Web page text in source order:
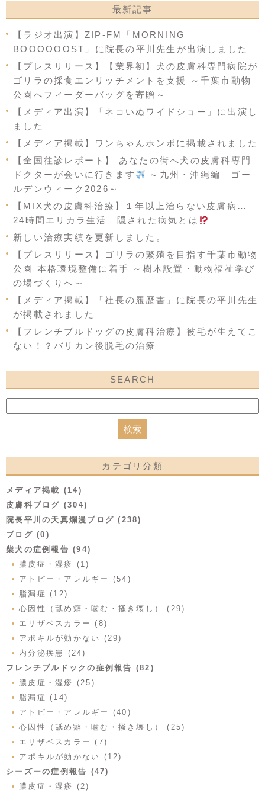
最新記事
【ラジオ出演】ZIP-FM「MORNING
BOOOOOOST」に院長の平川先生が出演しました
【プレスリリース】【業界初】犬の皮膚科専門病院が
ゴリラの採食エンリッチメントを支援 ～千葉市動物
公園へフィーダーバッグを寄贈～
【メディア出演】「ネコいぬワイドショー」に出演し
ました
【メディア掲載】ワンちゃんホンポに掲載されました
【全国往診レポート】 あなたの街へ犬の皮膚科専門
ドクターが会いに行きます
～九州・沖縄編 ゴー
ルデンウィーク2026～
【MIX犬の皮膚科治療】１年以上治らない皮膚病…
24時間エリカラ生活 隠された病気とは
新しい治療実績を更新しました。
【プレスリリース】ゴリラの繁殖を目指す千葉市動物
公園 本格環境整備に着手 ～樹木設置・動物福祉学び
の場づくりへ～
【メディア掲載】「社長の履歴書」に院長の平川先生
が掲載されました
【フレンチブルドッグの皮膚科治療】被毛が生えてこ
ない！？バリカン後脱毛の治療
SEARCH
カテゴリ分類
メディア掲載 (14)
皮膚科ブログ (304)
院長平川の天真爛漫ブログ (238)
ブログ (0)
柴犬の症例報告 (94)
膿皮症・湿疹 (1)
アトピー・アレルギー (54)
脂漏症 (12)
心因性（舐め癖・噛む・掻き壊し） (29)
エリザベスカラー (8)
アポキルが効かない (29)
内分泌疾患 (24)
フレンチブルドックの症例報告 (82)
膿皮症・湿疹 (25)
脂漏症 (14)
アトピー・アレルギー (40)
心因性（舐め癖・噛む・掻き壊し） (25)
エリザベスカラー (7)
アポキルが効かない (12)
シーズーの症例報告 (47)
膿皮症・湿疹 (2)